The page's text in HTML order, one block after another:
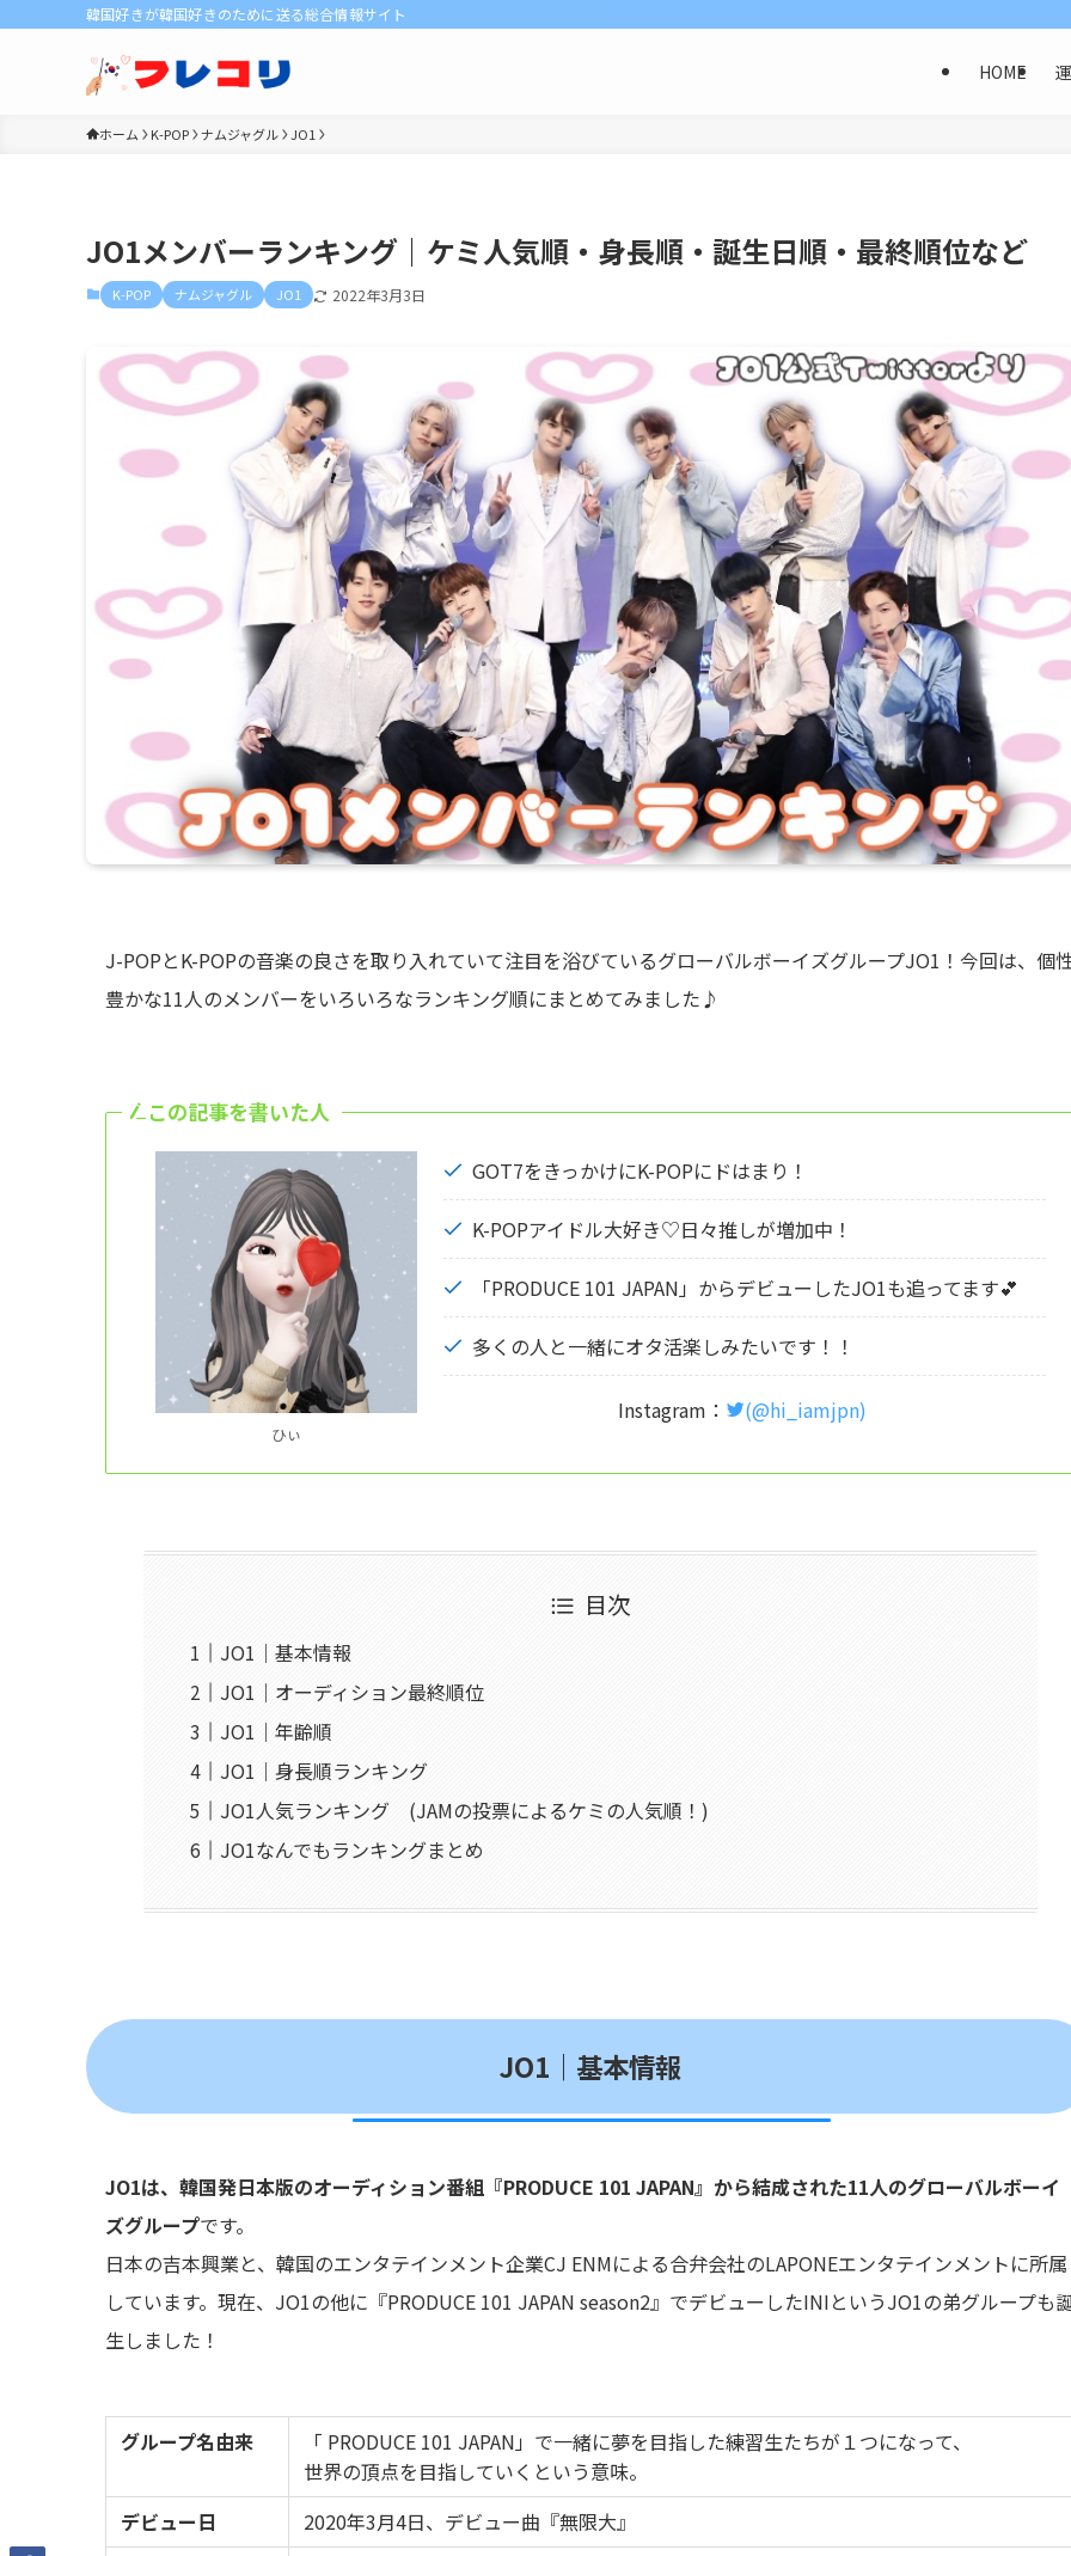
韓国好きが韓国好きのために送る総合情報サイト
HOME
ホーム K-POP ナムジャグル JO1
JO1メンバーランキング｜ケミ人気順・身長順・誕生日順・最終順位など
K-POP ナムジャグル JO1 2022年3月3日
J-POPとK-POPの音楽の良さを取り入れていて注目を浴びているグローバルボーイズグループJO1！今回は、個
豊かな11人のメンバーをいろいろなランキング順にまとめてみました♪
この記事を書いた人
ひぃ
GOT7をきっかけにK-POPにドはまり！
K-POPアイドル大好き♡日々推しが増加中！
「PRODUCE 101 JAPAN」からデビューしたJO1も追ってます💕
多くの人と一緒にオタ活楽しみたいです！！
Instagram： (@hi_iamjpn)
目次
JO1｜基本情報
JO1｜オーディション最終順位
JO1｜年齢順
JO1｜身長順ランキング
JO1人気ランキング (JAMの投票によるケミの人気順！)
JO1なんでもランキングまとめ
JO1｜基本情報
JO1は、韓国発日本版のオーディション番組『PRODUCE 101 JAPAN』から結成された11人のグローバルボーイ
ズグループです。
日本の吉本興業と、韓国のエンタテインメント企業CJ ENMによる合弁会社のLAPONEエンタテインメントに所属
しています。現在、JO1の他に『PRODUCE 101 JAPAN season2』でデビューしたINIというJO1の弟グループも
生しました！
グループ名由来
「 PRODUCE 101 JAPAN」で一緒に夢を目指した練習生たちが１つになって、
世界の頂点を目指していくという意味。
デビュー日
2020年3月4日、デビュー曲『無限大』